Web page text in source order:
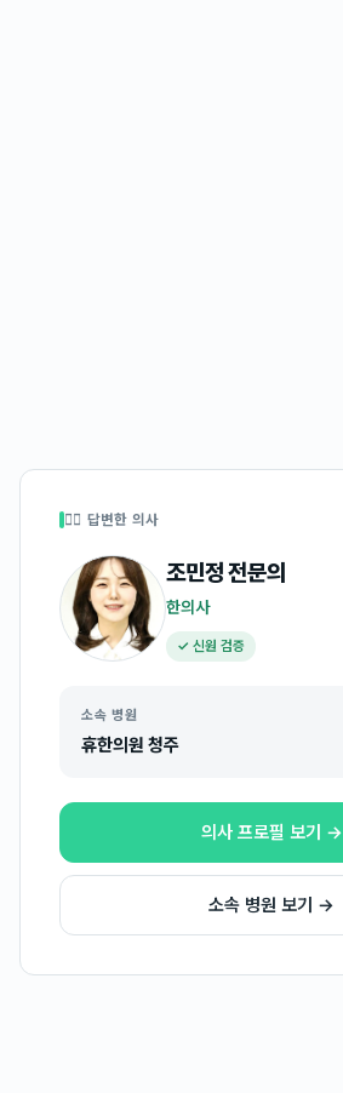
👩‍⚕️ 답변한 의사
조민정전문의
한의사
✓ 신원 검증
소속 병원
휴한의원 청주
의사 프로필 보기 →
소속 병원 보기 →